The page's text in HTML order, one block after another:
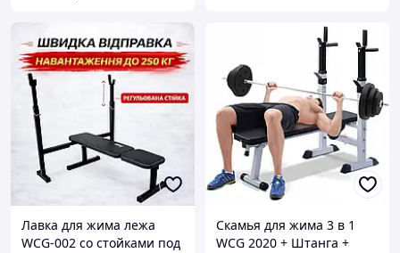
Лавка для жима лежа
WCG-002 со стойками под
Скамья для жима 3 в 1
WCG 2020 + Штанга +